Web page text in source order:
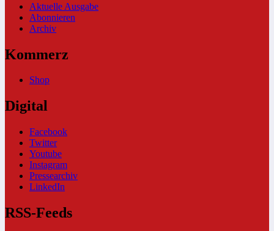
Aktuelle Ausgabe
Abonnieren
Archiv
Kommerz
Shop
Digital
Facebook
Twitter
Youtube
Instagram
Pressearchiv
LinkedIn
RSS-Feeds